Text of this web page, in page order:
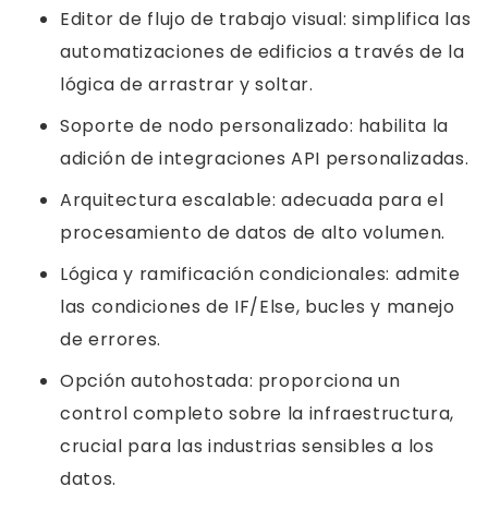
Editor de flujo de trabajo visual: simplifica las
automatizaciones de edificios a través de la
lógica de arrastrar y soltar.
Soporte de nodo personalizado: habilita la
adición de integraciones API personalizadas.
Arquitectura escalable: adecuada para el
procesamiento de datos de alto volumen.
Lógica y ramificación condicionales: admite
las condiciones de IF/Else, bucles y manejo
de errores.
Opción autohostada: proporciona un
control completo sobre la infraestructura,
crucial para las industrias sensibles a los
datos.